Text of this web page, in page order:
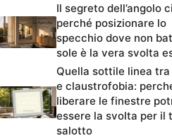
Il segreto dell’angolo
perché posizionare lo
specchio dove non
sole è la vera svolta
Quella sottile linea
e claustrofobia:
liberare le finestre
essere la svolta per il
salotto